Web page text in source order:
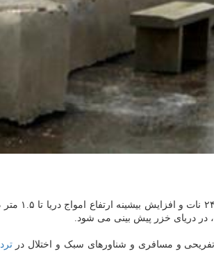
لحظه ای در
و مسافری و شناورهای سبک و اختلال در